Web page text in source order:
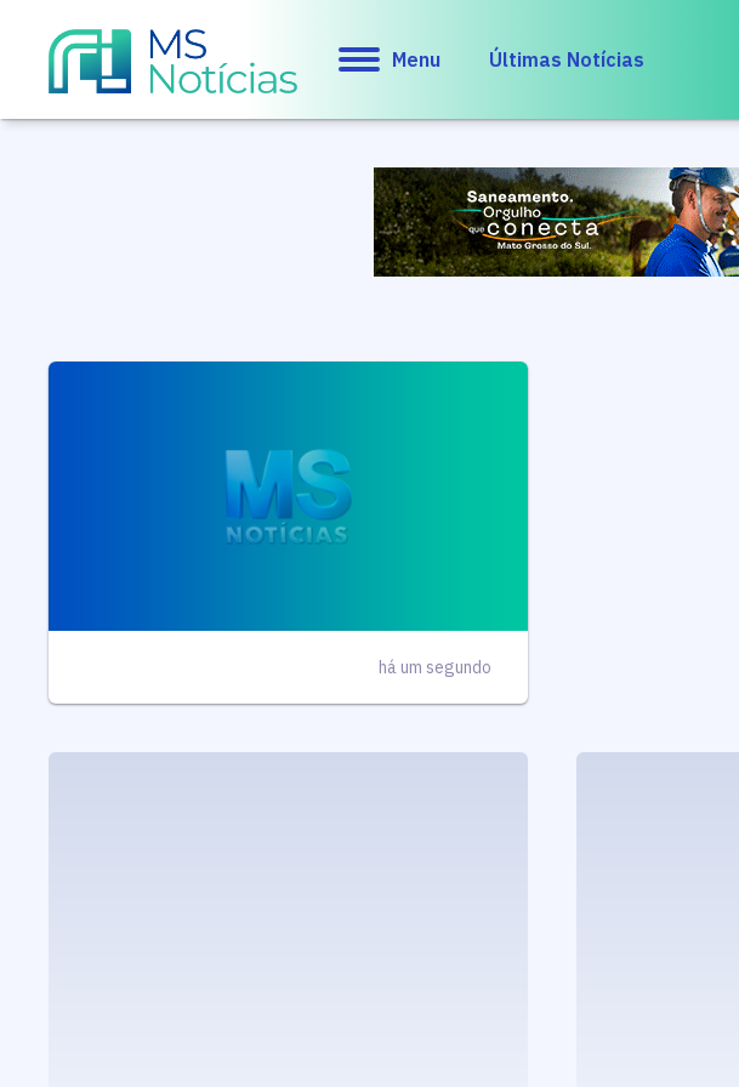
Menu Últimas Notícias
há um segundo